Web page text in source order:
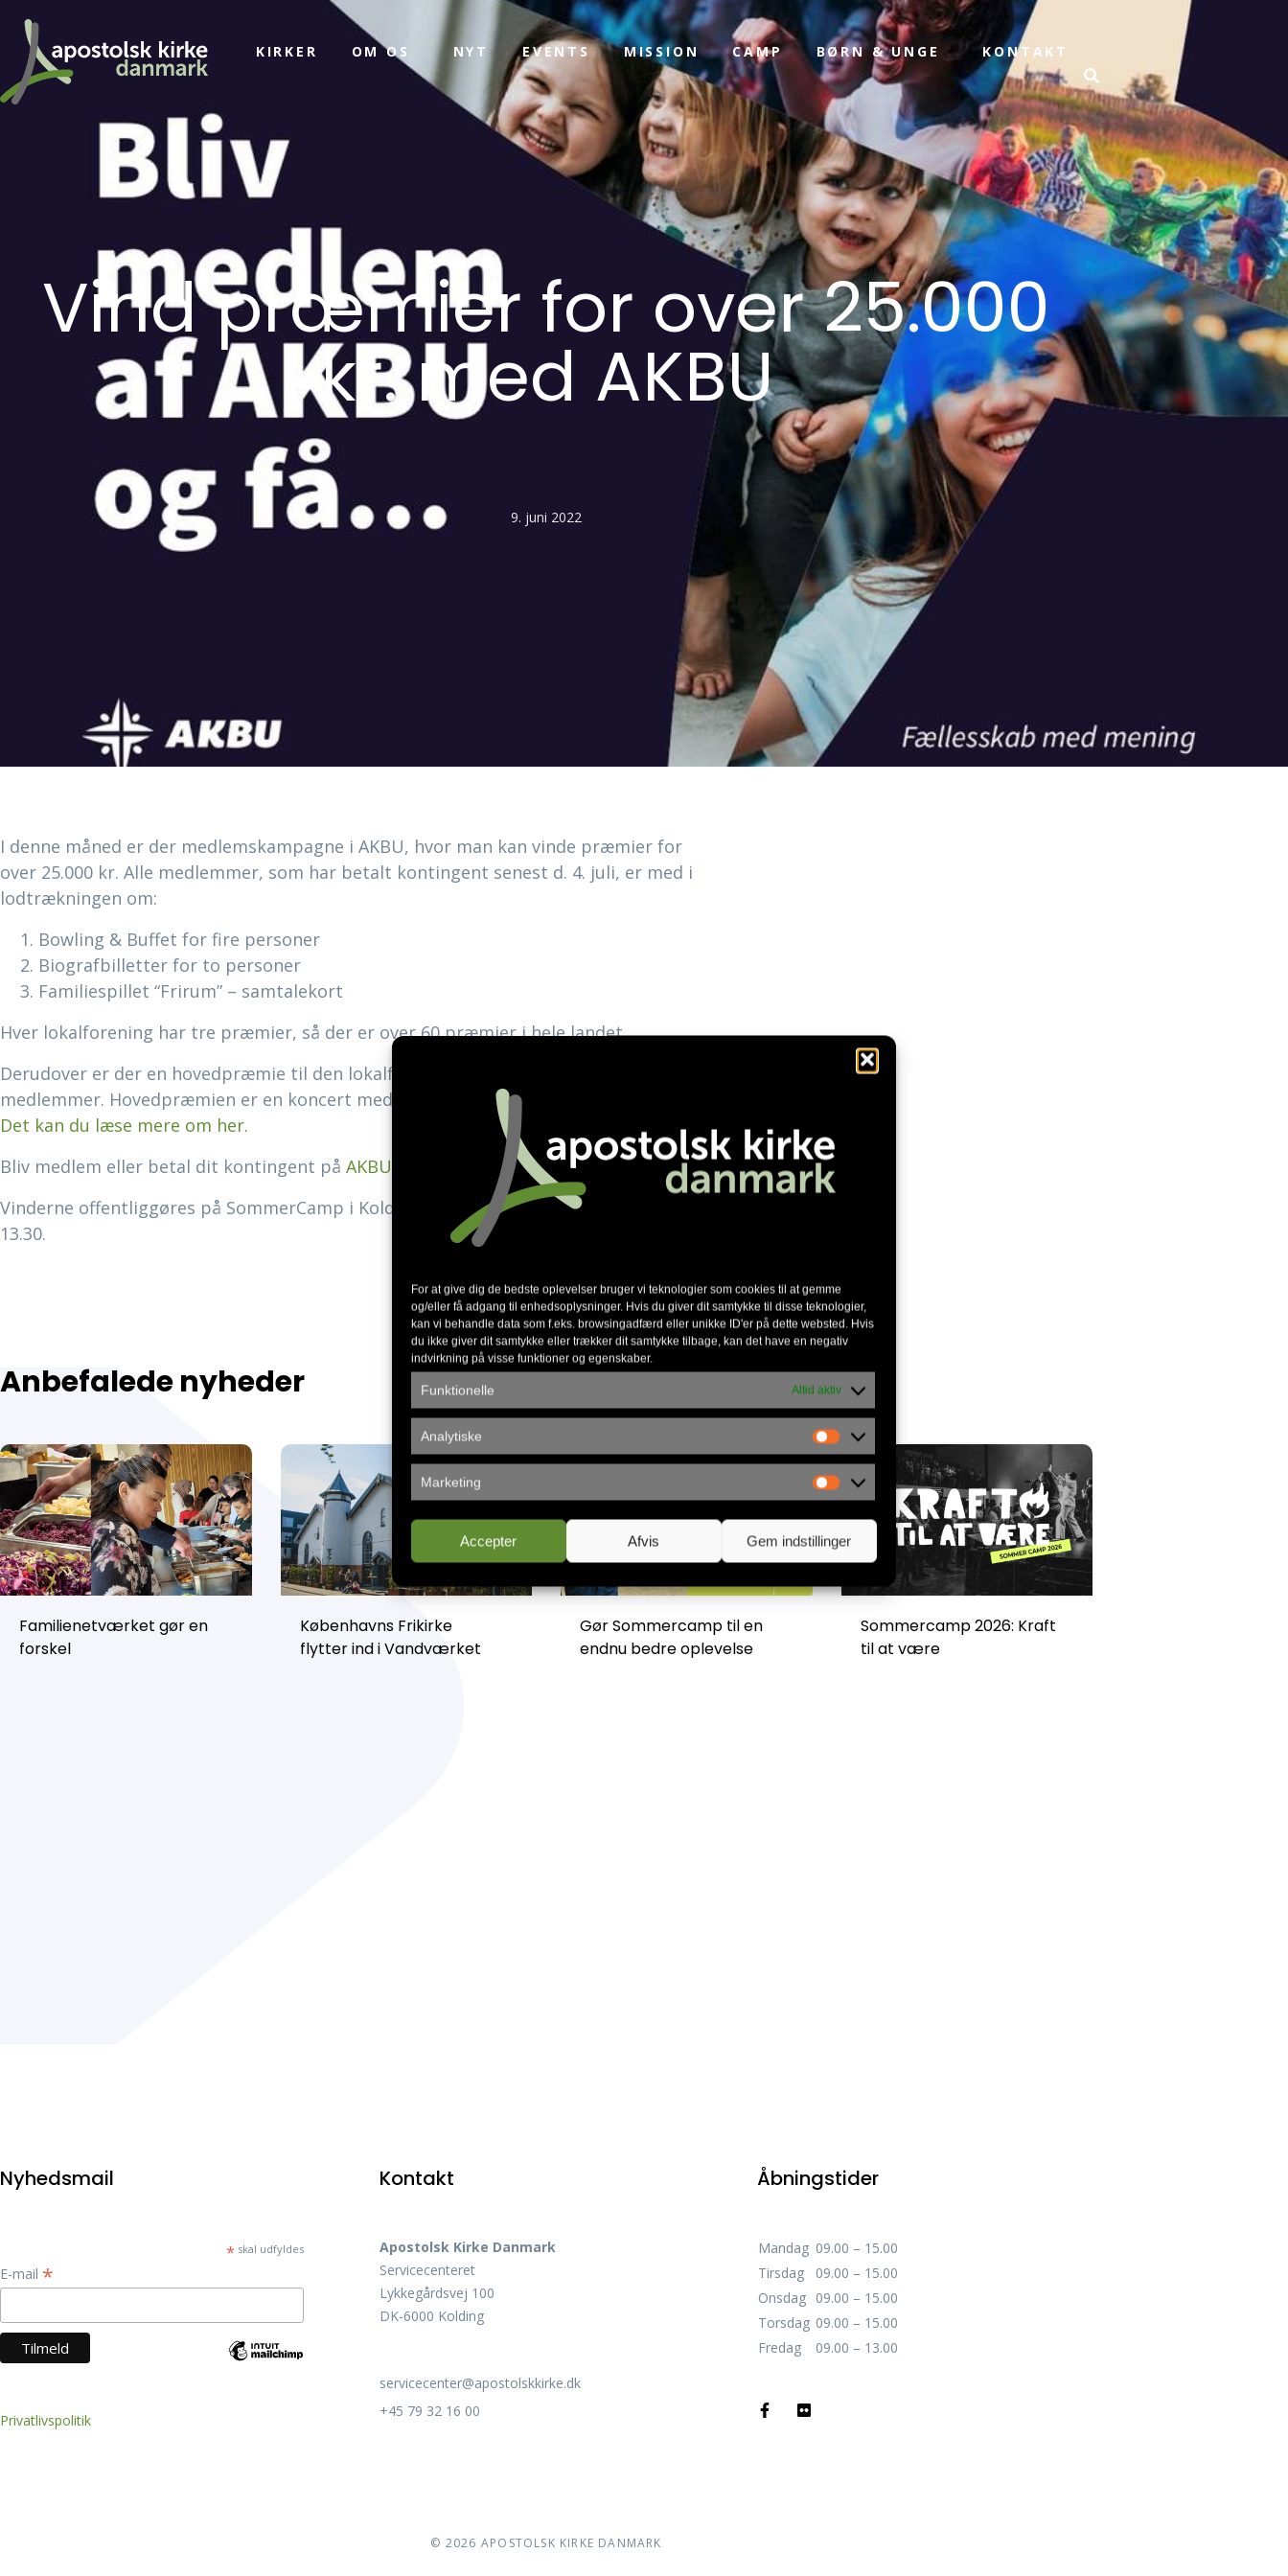
For at give dig de bedste oplevelser bruger vi teknologier som cookies til at gemme
og/eller få adgang til enhedsoplysninger. Hvis du giver dit samtykke til disse teknologier,
kan vi behandle data som f.eks. browsingadfærd eller unikke ID'er på dette websted. Hvis
du ikke giver dit samtykke eller trækker dit samtykke tilbage, kan det have en negativ
indvirkning på visse funktioner og egenskaber.
Funktionelle Altid aktiv
Analytiske
Marketing
Accepter Afvis Gem indstillinger
KIRKER OM OS NYT EVENTS MISSION CAMP BØRN & UNGE KONTAKT
Vind præmier for over 25.000
kr. med AKBU
9. juni 2022
I denne måned er der medlemskampagne i AKBU, hvor man kan vinde præmier for
over 25.000 kr. Alle medlemmer, som har betalt kontingent senest d. 4. juli, er med i
lodtrækningen om:
Bowling & Buffet for fire personer
Biografbilletter for to personer
Familiespillet “Frirum” – samtalekort
Hver lokalforening har tre præmier, så der er over 60 præmier i hele landet.
Derudover er der en hovedpræmie til den lokalforening med den største vækst af
medlemmer. Hovedpræmien er en koncert med Englesang hjemme i den lokale kirke.
Det kan du læse mere om her.
Bliv medlem eller betal dit kontingent på AKBU’s hjemmeside
Vinderne offentliggøres på SommerCamp i Kolding d. 5. juli til AKBU-samlingen kl.
13.30.
Anbefalede nyheder
Familienetværket gør en
forskel
Københavns Frikirke
flytter ind i Vandværket
Gør Sommercamp til en
endnu bedre oplevelse
Sommercamp 2026: Kraft
til at være
Nyhedsmail
*skal udfyldes
E-mail *
Privatlivspolitik
Kontakt
Apostolsk Kirke Danmark
Servicecenteret
Lykkegårdsvej 100
DK-6000 Kolding
servicecenter@apostolskkirke.dk
+45 79 32 16 00
Åbningstider
Mandag 09.00 – 15.00
Tirsdag
09.00 – 15.00
Onsdag 09.00 – 15.00
Torsdag 09.00 – 15.00
Fredag
09.00 – 13.00
© 2026 APOSTOLSK KIRKE DANMARK